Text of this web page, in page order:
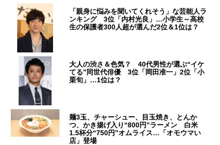
「親身に悩みを聞いてくれそう」な芸能人ラ
ンキング 3位「内村光良」…小学生～高校
生の保護者300人超が選んだ2位＆1位は？
大人の渋さ＆色気？ 40代男性が選ぶ“イケ
てる”同世代俳優 3位「岡田准一」2位「小
栗旬」…1位は？
麺3玉、チャーシュー、目玉焼き、とんか
つ、かき揚げ入り“800円”ラーメン 白米
1.5杯分“750円”オムライス…「オモウマい
店」登場